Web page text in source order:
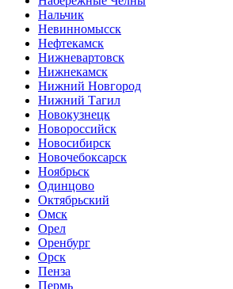
Нальчик
Невинномысск
Нефтекамск
Нижневартовск
Нижнекамск
Нижний Новгород
Нижний Тагил
Новокузнецк
Новороссийск
Новосибирск
Новочебоксарск
Ноябрьск
Одинцово
Октябрьский
Омск
Орел
Оренбург
Орск
Пенза
Пермь